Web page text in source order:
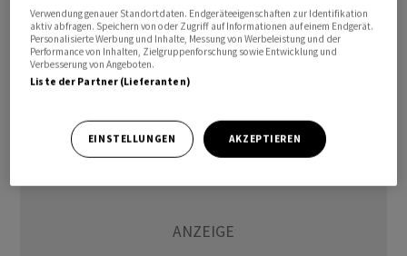
Gewinne. Die Entscheidung der Notenbank Südkoreas,
die Zinsen unverändert zu lassen, habe unterdessen
den Erwartungen entsprochen, so die Marktstrategen
der Deutschen Bank.
Verwendung genauer Standortdaten. Endgeräteeigenschaften zur Identifikation
aktiv abfragen. Speichern von oder Zugriff auf Informationen auf einem Endgerät.
Personalisierte Werbung und Inhalte, Messung von Werbeleistung und der
Performance von Inhalten, Zielgruppenforschung sowie Entwicklung und
Verbesserung von Angeboten.
Liste der Partner (Lieferanten)
EINSTELLUNGEN AKZEPTIEREN